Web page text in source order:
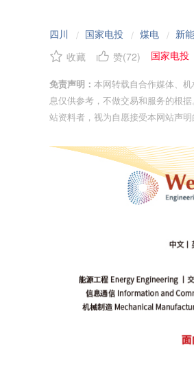
四川 / 国家电投 / 煤电 / 新
收藏
赞(72) 国家电投
免责声明： 本网转载自合作媒体、
息仅供参考，不做交易和服务的根
站资料者，视为自愿接受本网站声明